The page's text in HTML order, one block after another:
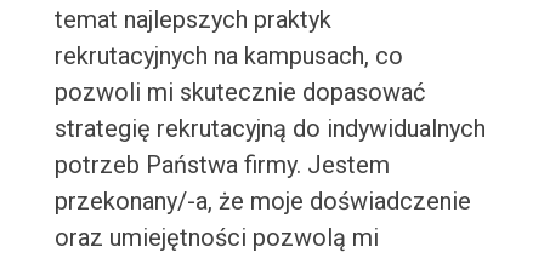
temat najlepszych praktyk
rekrutacyjnych na kampusach, co
pozwoli mi skutecznie dopasować
strategię rekrutacyjną do indywidualnych
potrzeb Państwa firmy. Jestem
przekonany/-a, że moje doświadczenie
oraz umiejętności pozwolą mi